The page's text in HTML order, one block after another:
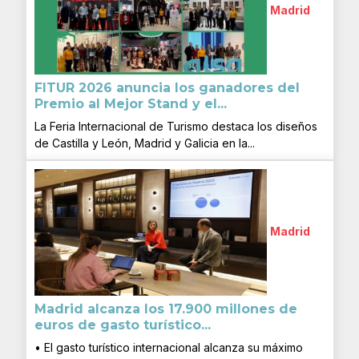
Madrid
FITUR 2026 anuncia los ganadores del
Premio al Mejor Stand y el...
La Feria Internacional de Turismo destaca los diseños
de Castilla y León, Madrid y Galicia en la...
Madrid
Madrid alcanza los 17.900 millones de
euros de gasto turístico...
• El gasto turístico internacional alcanza su máximo